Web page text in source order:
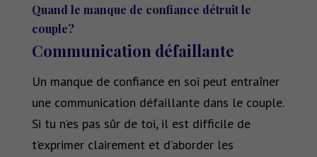
Quand le manque de confiance détruit le
couple?
Communication défaillante
Un manque de confiance en soi peut entraîner
une communication défaillante dans le couple.
Si tu n’es pas sûr de toi, il est difficile de
t’exprimer clairement et d’aborder les